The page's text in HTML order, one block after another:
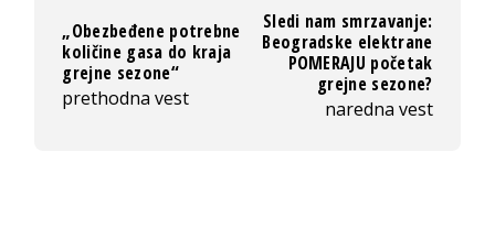
„Obezbeđene potrebne
količine gasa do kraja
grejne sezone“
prethodna vest
Sledi nam smrzavanje:
Beogradske elektrane
POMERAJU početak
grejne sezone?
naredna vest